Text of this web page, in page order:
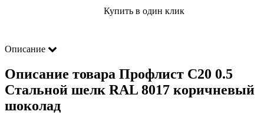
Купить в один клик
Описание
Описание товара Профлист С20 0.5
Стальной шелк RAL 8017 коричневый
шоколад